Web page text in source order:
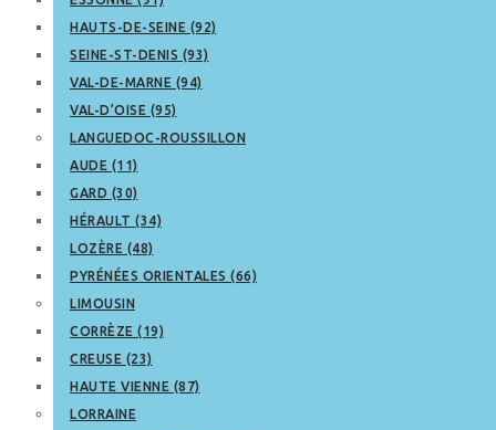
HAUTS-DE-SEINE (92)
SEINE-ST-DENIS (93)
VAL-DE-MARNE (94)
VAL-D’OISE (95)
LANGUEDOC-ROUSSILLON
AUDE (11)
GARD (30)
HÉRAULT (34)
LOZÈRE (48)
PYRÉNÉES ORIENTALES (66)
LIMOUSIN
CORRÈZE (19)
CREUSE (23)
HAUTE VIENNE (87)
LORRAINE